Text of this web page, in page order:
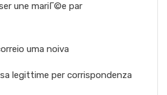
une mariГ©e par
uma noiva
legittime per corrispondenza